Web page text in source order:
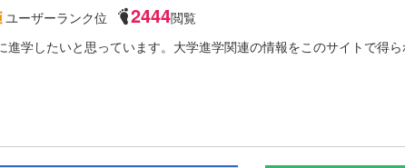
ユーザーランク位 2444閲覧
進学したいと思っています。大学進学関連の情報をこのサイトで得